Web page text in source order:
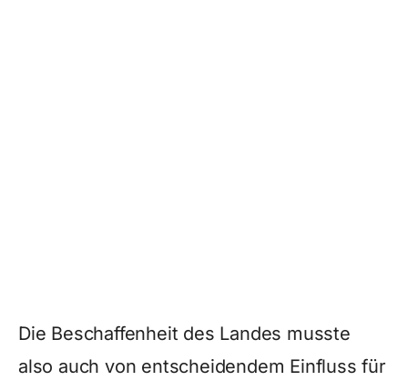
Die Beschaffenheit des Landes musste
also auch von entscheidendem Einfluss für